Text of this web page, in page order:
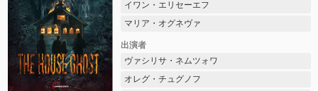
イワン・エリセーエフ
マリア・オグネヴァ
出演者
ヴァシリサ・ネムツォワ
オレグ・チュグノフ